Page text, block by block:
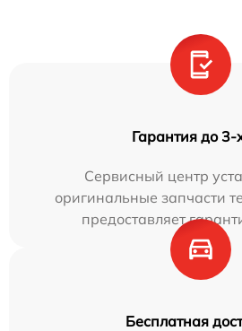
Гарантия до 3-
Сервисный центр
оригинальные запчасти
предоставляет
Бесплатная